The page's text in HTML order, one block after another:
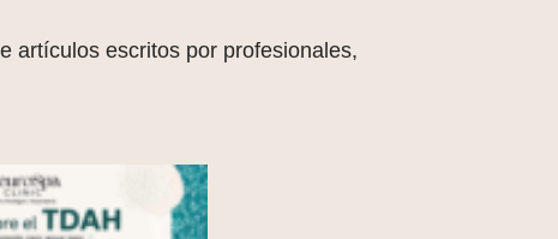
artículos escritos por profesionales,